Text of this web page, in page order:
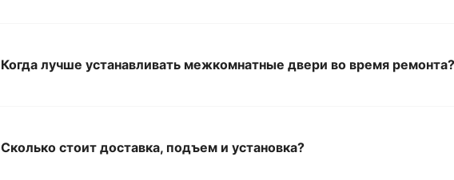
Когда лучше устанавливать межкомнатные двери во время ремонта?
Сколько стоит доставка, подъем и установка?